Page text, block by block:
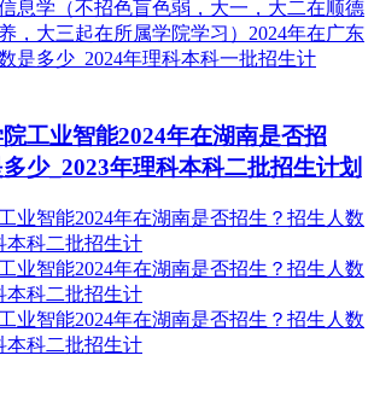
工业智能2024年在湖南是否招
少_2023年理科本科二批招生计划